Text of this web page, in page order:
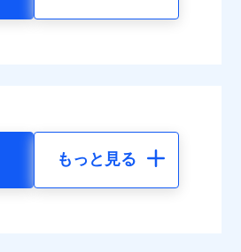
もっと見る